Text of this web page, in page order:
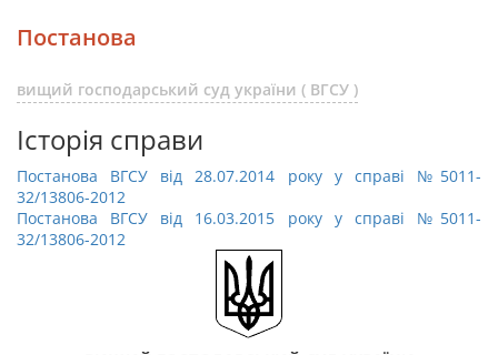
Постанова
вищий господарський суд україни ( ВГСУ )
Історія справи
Постанова ВГСУ від 28.07.2014 року у справі №5011-
32/13806-2012
Постанова ВГСУ від 16.03.2015 року у справі №5011-
32/13806-2012